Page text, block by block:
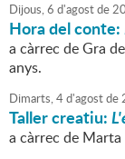
Dijous,6 d'agostde
Hora del conte:
a càrrec de Gra
anys.
Dimarts,4d'agostde
Taller creatiu:
a càrrec de